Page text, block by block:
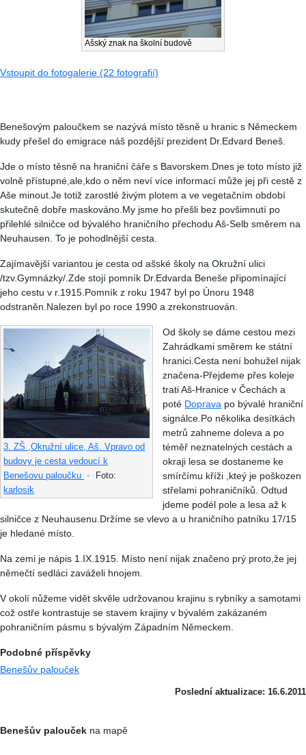
Ašský znak na školní budově
Vstoupit do fotogalerie (22 fotografií)
Benešovým paloučkem se nazývá místo těsně u hranic s Německem
kudy přešel do emigrace náš pozdější prezident Dr.Edvard Beneš.
Jde o místo těsně na hraniční čáře s Bavorskem.Dnes je toto místo již
volně přístupné,ale,kdo o něm neví více informací může jej při cestě z
Aše minout.Je totiž zarostlé živým plotem a ve vegetačním období
skutečně dobře maskováno.My jsme ho přešli bez povšimnutí po
přilehlé silničce od bývalého hraničního přechodu Aš-Selb směrem na
Neuhausen. To je pohodlnější cesta.
Zajímavější variantou je cesta od ašské školy na Okružní ulici
/tzv.Gymnázky/.Zde stojí pomník Dr.Edvarda Beneše připomínající
jeho cestu v r.1915.Pomník z roku 1947 byl po Únoru 1948
odstraněn.Nalezen byl po roce 1990 a zrekonstruován.
3. ZŠ ,Okružní ulice, Aš. Vpravo od
budovy je cesta vedoucí k
Benešovu paloučku •
Foto:
karlosik
Od školy se dáme cestou mezi
Zahrádkami směrem ke státní
hranici.Cesta není bohužel nijak
značena-Přejdeme přes koleje
trati Aš-Hranice v Čechách a
poté Doprava po bývalé hraniční
signálce.Po několika desítkách
metrů zahneme doleva a po
téměř neznatelných cestách a
okraji lesa se dostaneme ke
smírčímu kříži ,kteý je poškozen
střelami pohraničníků. Odtud
jdeme podél pole a lesa až k
silničce z Neuhausenu.Držíme se vlevo a u hraničního patníku 17/15
je hledané místo.
Na zemi je nápis 1.IX.1915. Místo není nijak značeno prý proto,že jej
němečtí sedláci zaváželi hnojem.
V okolí nůžeme vidět skvěle udržovanou krajinu s rybníky a samotami
což ostře kontrastuje se stavem krajiny v bývalém zakázaném
pohraničním pásmu s bývalým Západním Německem.
Podobné příspěvky
Benešův palouček
Poslední aktualizace: 16.6.2011
Benešův palouček na mapě